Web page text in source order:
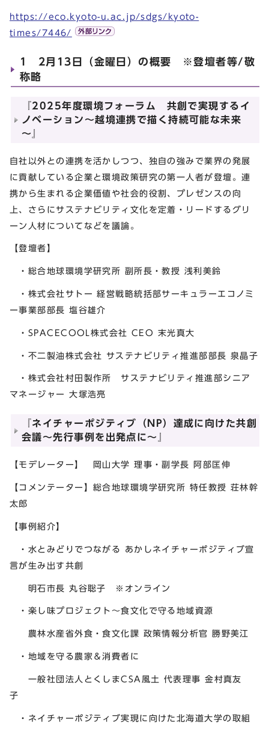
https://eco.kyoto-u.ac.jp/sdgs/kyoto-
times/7446/
1 2月13日（金曜日）の概要 ※登壇者等/敬
称略
『2025年度環境フォーラム 共創で実現するイ
ノベーション～越境連携で描く持続可能な未来
～』
自社以外との連携を活かしつつ、独自の強みで業界の発展
に貢献している企業と環境政策研究の第一人者が登壇。連
携から生まれる企業価値や社会的役割、プレゼンスの向
上、さらにサステナビリティ文化を定着・リードするグリ
ーン人材についてなどを議論。
【登壇者】
・総合地球環境学研究所 副所長・教授 浅利美鈴
・株式会社サトー 経営戦略統括部サーキュラーエコノミ
ー事業部部長 塩谷雄介
・SPACECOOL株式会社 CEO 末光真大
・不二製油株式会社 サステナビリティ推進部部長 泉晶子
・株式会社村田製作所 サステナビリティ推進部シニア
マネージャー 大塚浩亮
『ネイチャーポジティブ（NP）達成に向けた共創
会議～先行事例を出発点に～』
【モデレーター】 岡山大学 理事・副学長 阿部匡伸
【コメンテーター】総合地球環境学研究所 特任教授 荘林幹
太郎
【事例紹介】
・水とみどりでつながる あかしネイチャーポジティブ宣
言が生み出す共創
明石市長 丸谷聡子 ※オンライン
・楽し味プロジェクト～食文化で守る地域資源
農林水産省外食・食文化課 政策情報分析官 勝野美江
・地域を守る農家＆消費者に
一般社団法人とくしまCSA風土 代表理事 金村真友
子
・ネイチャーポジティブ実現に向けた北海道大学の取組